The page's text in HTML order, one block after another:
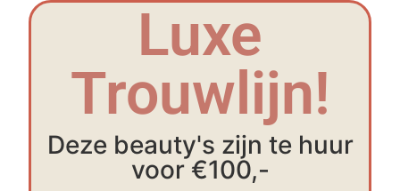
Luxe
Trouwlijn!
Deze beauty's zijn te huur
voor €100,-